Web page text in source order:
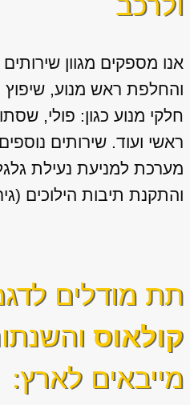
אנו מספקים מגוון
והחלפת ראש מנוע,
חלקי מנוע כגון: פולי,
ראשי ועוד. שירותים
והתקנת תיבות הילוכים
תת מודלים
קולאוס
מייבאים לארץ: